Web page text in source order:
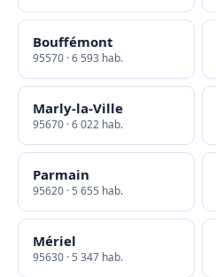
Bouffémont
95570 · 6 593 hab.
Marly-la-Ville
95670 · 6 022 hab.
Parmain
95620 · 5 655 hab.
Mériel
95630 · 5 347 hab.